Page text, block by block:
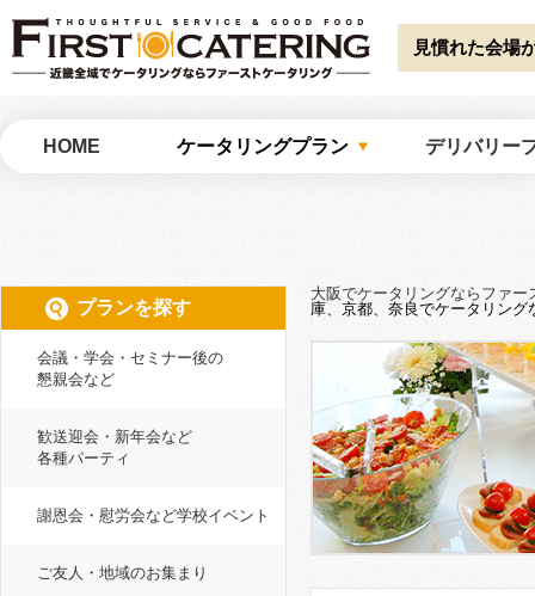
Warning : Undefined array key "HTTP_ACCEPT_LANGUAGE" in/home/
catering/common/meta.php on line51 見慣れた会場
HOME ケータリングプラン デリバリー
大阪でケータリングならファー
庫、京都、奈良でケータリン
プランを探す
会議・学会・セミナー後の
懇親会など
歓送迎会・新年会など
各種パーティ
謝恩会・慰労会など学校イベント
ご友人・地域のお集まり